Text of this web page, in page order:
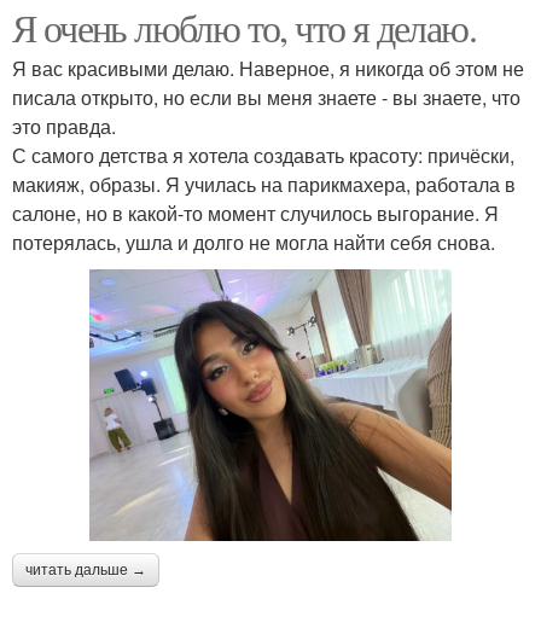
Я очень люблю то, что я делаю.
Я вас красивыми делаю. Наверное, я никогда об этом не
писала открыто, но если вы меня знаете - вы знаете, что
это правда.
С самого детства я хотела создавать красоту: причёски,
макияж, образы. Я училась на парикмахера, работала в
салоне, но в какой-то момент случилось выгорание. Я
потерялась, ушла и долго не могла найти себя снова.
читать дальше →